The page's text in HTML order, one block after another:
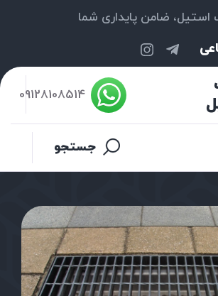
ضامن پایداری شما
09128108514
جستجو